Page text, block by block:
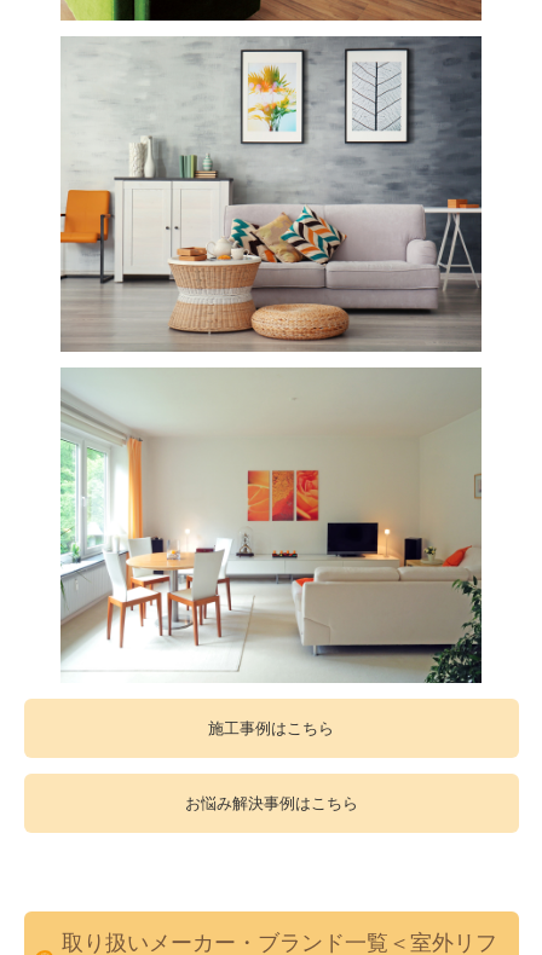
施工事例はこちら
お悩み解決事例はこちら
取り扱いメーカー・ブランド一覧＜室外リフ